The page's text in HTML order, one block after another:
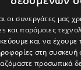
Μαρία Καραμάνου
οι συνεργάτες μας
και παρόμοιες
και να
στη συσκευή
προσωπικά